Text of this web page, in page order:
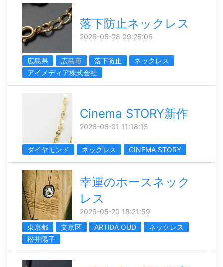
落下防止ネックレス
2026-06-08 09:25:06
広島県 広島市 落下防止
ネックレス
アイメディア株式会社
Cinema STORY新作
2026-06-01 11:18:15
ダイヤモンド ネックレス CINEMA STORY
幸運のホースネック
レス
2026-05-20 18:21:59
東京都
文京区 ARTIDA OUD
ネックレス
松井陽子